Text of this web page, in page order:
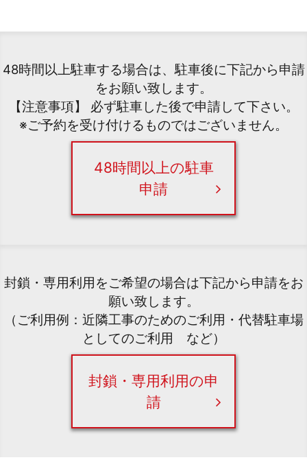
48時間以上駐車する場合は、駐車後に下記から申請
をお願い致します。
【注意事項】 必ず駐車した後で申請して下さい。
※ご予約を受け付けるものではございません。
48時間以上の駐車
申請
封鎖・専用利用をご希望の場合は下記から申請をお
願い致します。
（ご利用例：近隣工事のためのご利用・代替駐車場
としてのご利用 など）
封鎖・専用利用の申
請